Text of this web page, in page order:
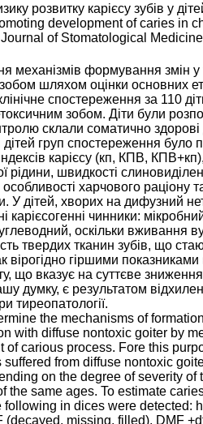
розвитку карієсу зубів у
development of caries in
of Stomatological
формування змін у
шляхом оцінки основних
спостереження за 110
зобом. Діти були
склали соматично здорові
дітей груп спостереження
карієсу (кп, КПВ,
рідини, швидкості
харчового раціону
дітей, хворих на дифузний
карієсогенні чинники:
оскільки вживання
твердих тканин зубів, що
вірогідно гіршими
що вказує на суттєве зниження
думку, є результатом
тиреопатології.
the mechanisms of
with diffuse nontoxic goiter by
carious process. Fore this
from diffuse nontoxic
on the degree of severity of
same ages. To estimate
in dices were detected:
missing, filled), DMF